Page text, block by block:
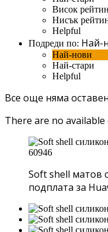
Висок
Нисък
Helpful
Подреди по: Най-
Най-нови
Най-стари
Helpful
Все още няма
There are no available
Soft shell матов
подплата за